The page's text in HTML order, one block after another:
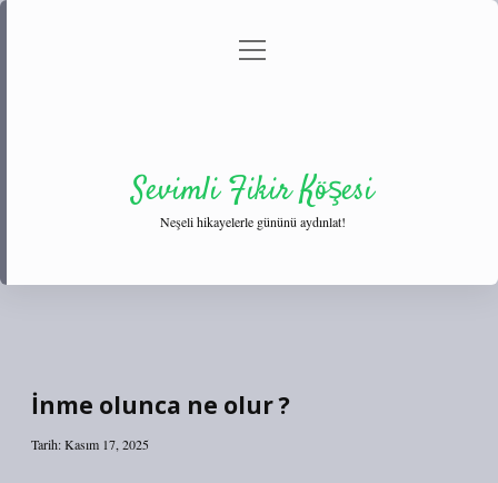
Gizlilik Politikası
menüyü
Sevimli Fikir Köşesi
Neşeli hikayelerle gününü aydınlat!
İnme olunca ne olur ?
Tarih: Kasım 17, 2025